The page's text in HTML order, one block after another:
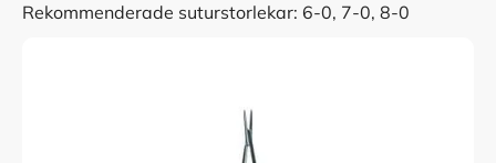
Rekommenderade suturstorlekar: 6-0, 7-0, 8-0